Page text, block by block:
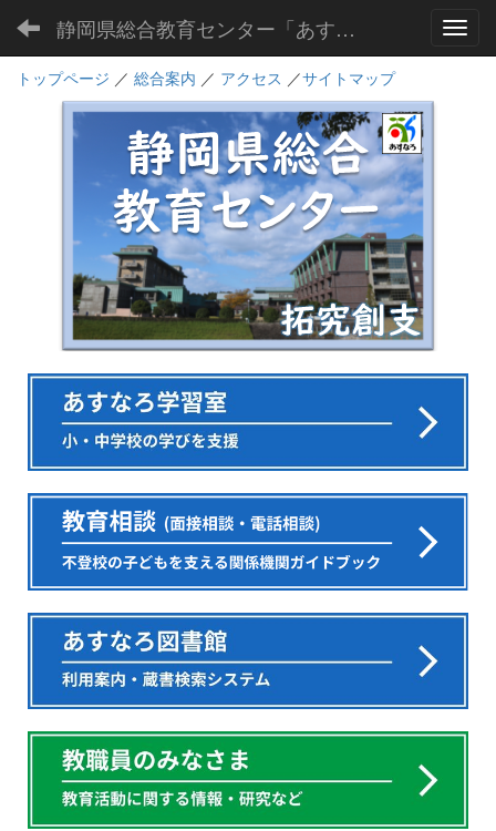
静岡県総合教育センター「あすなろ」
トップページ ／ 総合案内 ／ アクセス ／サイトマップ